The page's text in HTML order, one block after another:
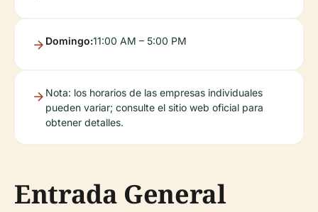
Domingo:11:00 AM – 5:00 PM
Nota: los horarios de las empresas individuales
pueden variar; consulte el sitio web oficial para
obtener detalles.
Entrada General